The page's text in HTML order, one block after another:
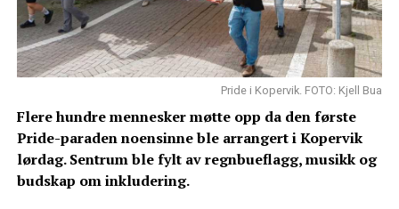
Pride i Kopervik. FOTO: Kjell Bua
Flere hundre mennesker møtte opp da den første
Pride-paraden noensinne ble arrangert i Kopervik
lørdag. Sentrum ble fylt av regnbueflagg, musikk og
budskap om inkludering.